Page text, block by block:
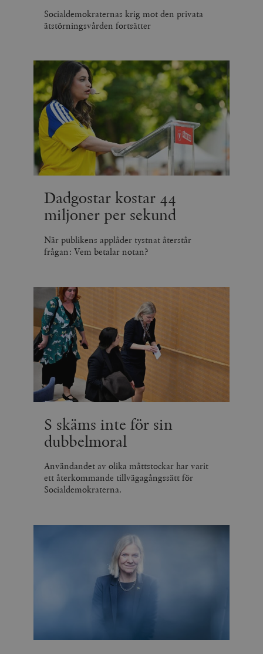
Socialdemokraternas krig mot den privata
ätstörningsvården fortsätter
Dadgostar kostar 44
miljoner per sekund
När publikens applåder tystnat återstår
frågan: Vem betalar notan?
S skäms inte för sin
dubbelmoral
Användandet av olika måttstockar har varit
ett återkommande tillvägagångssätt för
Socialdemokraterna.